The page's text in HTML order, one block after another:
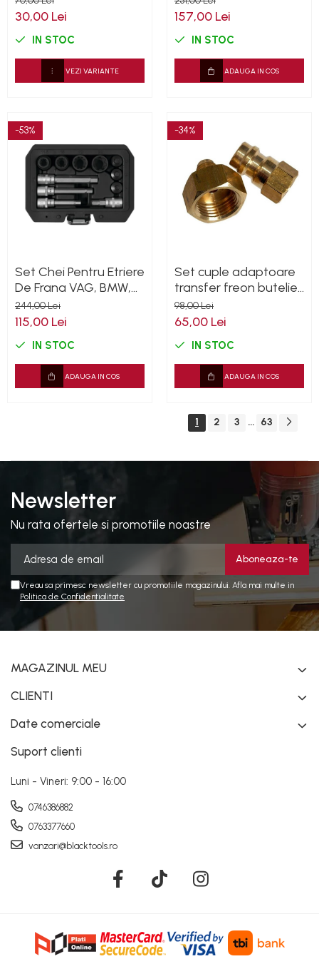
30,00 Lei
IN STOC
VEZI VARIANTE
157,00 Lei
IN STOC
ADAUGA IN COS
-53%
Set Chei Pentru Etriere
De Frana VAG, BMW,
PSA, MB, 11 piese
244,00 Lei
115,00 Lei
IN STOC
ADAUGA IN COS
-34%
Set cuple adaptoare
transfer freon butelie
R134A
98,00 Lei
65,00 Lei
IN STOC
ADAUGA IN COS
1 2 3 ... 63
Newsletter
Nu rata ofertele si promotiile noastre
Vreau sa primesc newsletter cu promotiile magazinului. Afla mai multe in
Politica de Confidentialitate
MAGAZINUL MEU
CLIENTI
Date comerciale
Suport clienti
Luni - Vineri: 9:00 - 16:00
0746386882
0763377660
vanzari@blacktools.ro